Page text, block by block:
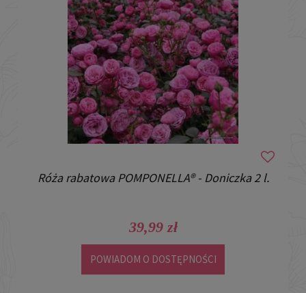
Róża rabatowa POMPONELLA® - Doniczka 2 l.
39,99 zł
POWIADOM O DOSTĘPNOŚCI